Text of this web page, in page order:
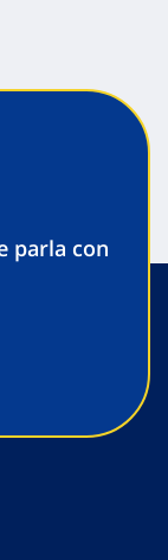
parla con